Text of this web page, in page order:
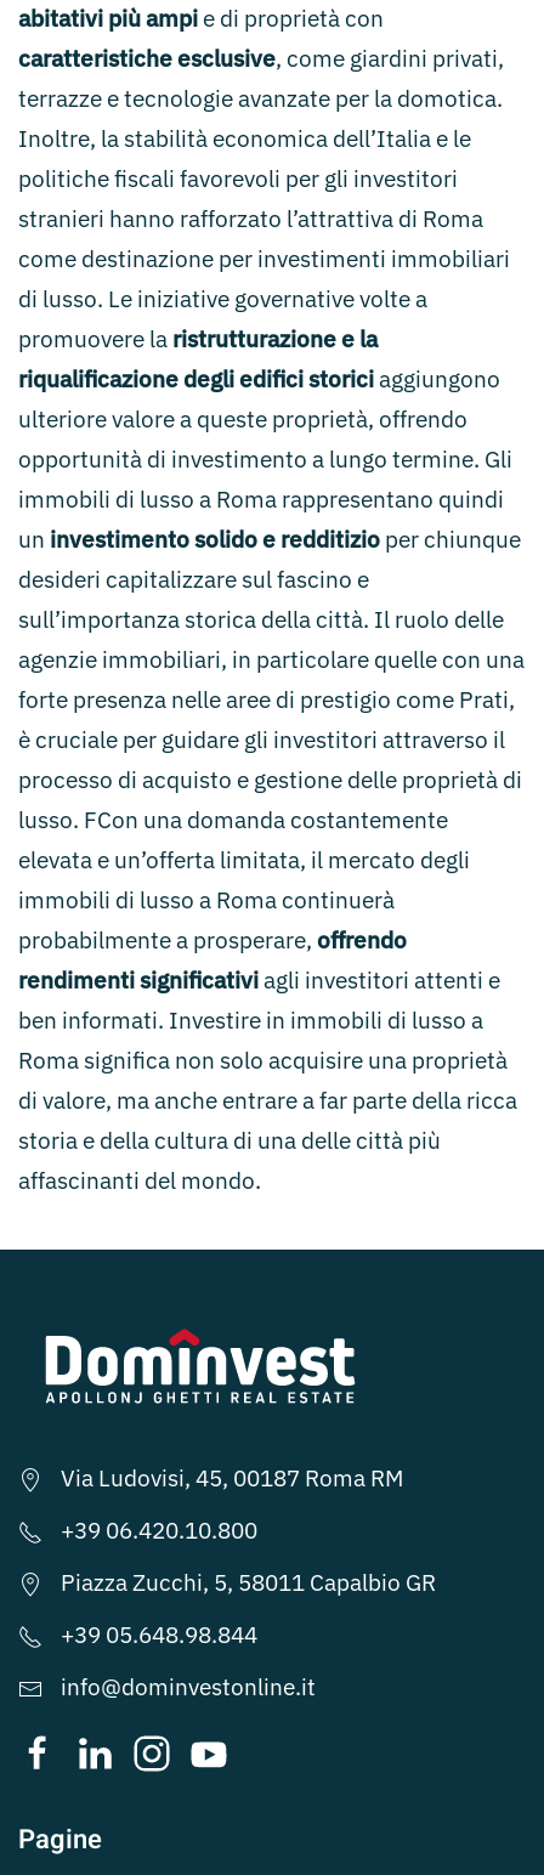
abitativi più ampi e di proprietà con
caratteristiche esclusive, come giardini privati,
terrazze e tecnologie avanzate per la domotica.
Inoltre, la stabilità economica dell’Italia e le
politiche fiscali favorevoli per gli investitori
stranieri hanno rafforzato l’attrattiva di Roma
come destinazione per investimenti immobiliari
di lusso. Le iniziative governative volte a
promuovere la ristrutturazione e la
riqualificazione degli edifici storiciaggiungono
ulteriore valore a queste proprietà, offrendo
opportunità di investimento a lungo termine. Gli
immobili di lusso a Roma rappresentano quindi
un investimento solido e redditizio per chiunque
desideri capitalizzare sul fascino e
sull’importanza storica della città. Il ruolo delle
agenzie immobiliari, in particolare quelle con una
forte presenza nelle aree di prestigio come Prati,
è cruciale per guidare gli investitori attraverso il
processo di acquisto e gestione delle proprietà di
lusso. FCon una domanda costantemente
elevata e un’offerta limitata, il mercato degli
immobili di lusso a Roma continuerà
probabilmente a prosperare, offrendo
rendimenti significativiagli investitori attenti e
ben informati. Investire in immobili di lusso a
Roma significa non solo acquisire una proprietà
di valore, ma anche entrare a far parte della ricca
storia e della cultura di una delle città più
affascinanti del mondo.
Via Ludovisi, 45, 00187 Roma RM
+39 06.420.10.800
Piazza Zucchi, 5, 58011 Capalbio GR
+39 05.648.98.844
info@dominvestonline.it
Pagine